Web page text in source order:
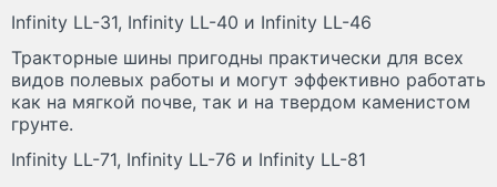
Infinity LL-31, Infinity LL-40 и Infinity LL-46
Тракторные шины пригодны практически для всех
видов полевых работы и могут эффективно работать
как на мягкой почве, так и на твердом каменистом
грунте.
Infinity LL-71, Infinity LL-76 и Infinity LL-81